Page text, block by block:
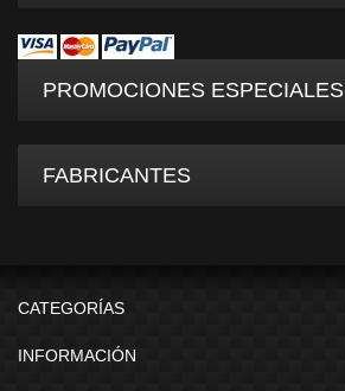
PROMOCIONES ESPECIALES
FABRICANTES
CATEGORÍAS
INFORMACIÓN